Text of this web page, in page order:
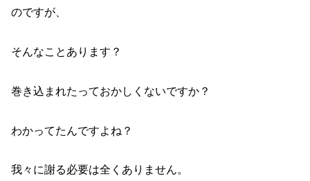
のですが、
そんなことあります？
巻き込まれたっておかしくないですか？
わかってたんですよね？
我々に謝る必要は全くありません。